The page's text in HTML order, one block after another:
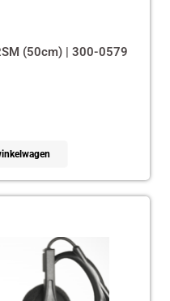
(50cm) | 300-0579